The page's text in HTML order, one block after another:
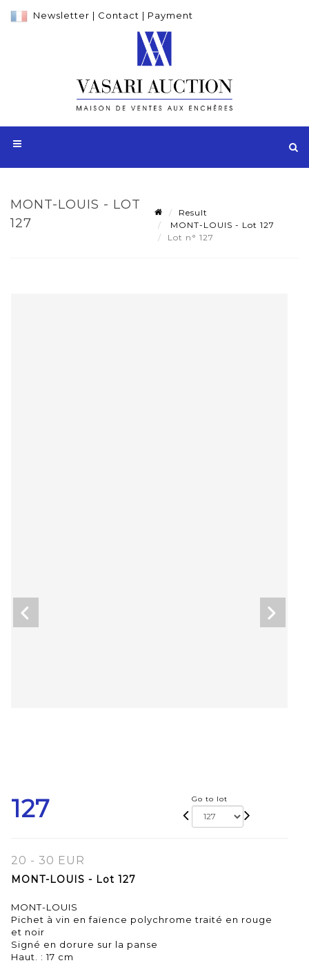
Newsletter | Contact | Payment
MONT-LOUIS - LOT
127
Result
MONT-LOUIS - Lot 127
Lot n° 127
127 Go to lot
20 - 30 EUR
MONT-LOUIS - Lot 127
MONT-LOUIS
Pichet à vin en faïence polychrome traité en rouge
et noir
Signé en dorure sur la panse
Haut. : 17 cm